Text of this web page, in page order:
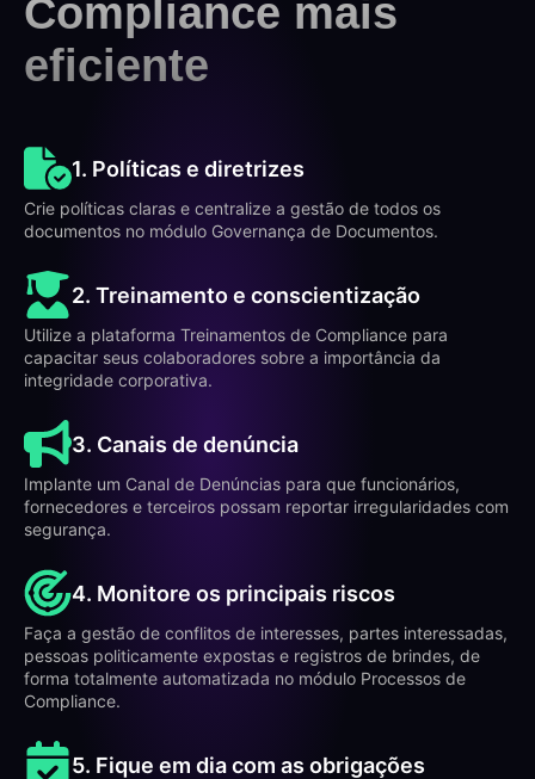
Compliance mais
eficiente
1. Políticas e diretrizes
Crie políticas claras e centralize a gestão de todos os
documentos no módulo Governança de Documentos.
2. Treinamento e conscientização
Utilize a plataforma Treinamentos de Compliance para
capacitar seus colaboradores sobre a importância da
integridade corporativa.
3. Canais de denúncia
Implante um Canal de Denúncias para que funcionários,
fornecedores e terceiros possam reportar irregularidades com
segurança.
4. Monitore os principais riscos
Faça a gestão de conflitos de interesses, partes interessadas,
pessoas politicamente expostas e registros de brindes, de
forma totalmente automatizada no módulo Processos de
Compliance.
5. Fique em dia com as obrigações